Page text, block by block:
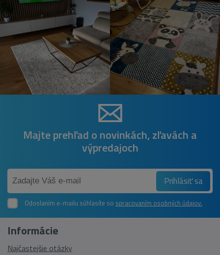
Majte prehľad o novinkách, zľavách a
výpredajoch
Prihlásiť sa
Odoslaním e-mailu súhlasíte so spracovaním osobných údajov.
Informácie
Najčastejšie otázky